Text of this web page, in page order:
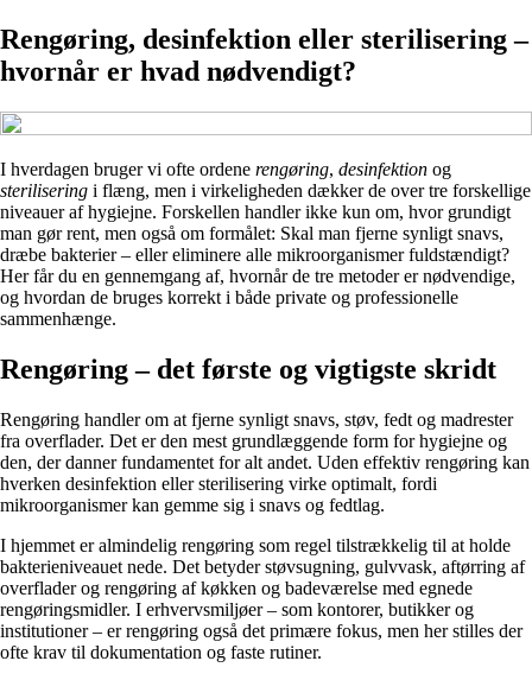
Rengøring, desinfektion eller sterilisering –
hvornår er hvad nødvendigt?
I hverdagen bruger vi ofte ordene rengøring, desinfektion og
sterilisering i flæng, men i virkeligheden dækker de over tre forskellige
niveauer af hygiejne. Forskellen handler ikke kun om, hvor grundigt
man gør rent, men også om formålet: Skal man fjerne synligt snavs,
dræbe bakterier – eller eliminere alle mikroorganismer fuldstændigt?
Her får du en gennemgang af, hvornår de tre metoder er nødvendige,
og hvordan de bruges korrekt i både private og professionelle
sammenhænge.
Rengøring – det første og vigtigste skridt
Rengøring handler om at fjerne synligt snavs, støv, fedt og madrester
fra overflader. Det er den mest grundlæggende form for hygiejne og
den, der danner fundamentet for alt andet. Uden effektiv rengøring kan
hverken desinfektion eller sterilisering virke optimalt, fordi
mikroorganismer kan gemme sig i snavs og fedtlag.
I hjemmet er almindelig rengøring som regel tilstrækkelig til at holde
bakterieniveauet nede. Det betyder støvsugning, gulvvask, aftørring af
overflader og rengøring af køkken og badeværelse med egnede
rengøringsmidler. I erhvervsmiljøer – som kontorer, butikker og
institutioner – er rengøring også det primære fokus, men her stilles der
ofte krav til dokumentation og faste rutiner.